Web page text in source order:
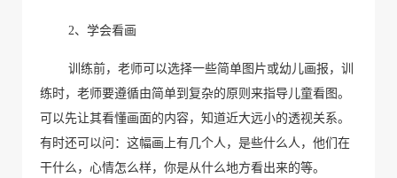
2、学会看画
训练前， 老师 可 以选择一些简单图片或幼儿画报 ， 训
练时， 老师要遵循由简单到复杂的原则来指导儿童看图。
可以先让其看懂画面的内容，知道近大远小的透视关系。
有时还可以问：这幅画上有几个人，是些什么人，他们在
干什么，心情怎么样，你是从什么地方看出来的等。